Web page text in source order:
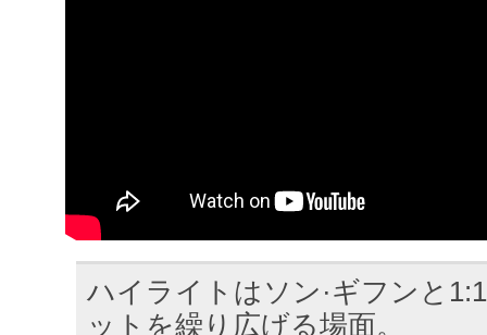
ハイライトはソン·ギフンと
ットを繰り広げる場面。